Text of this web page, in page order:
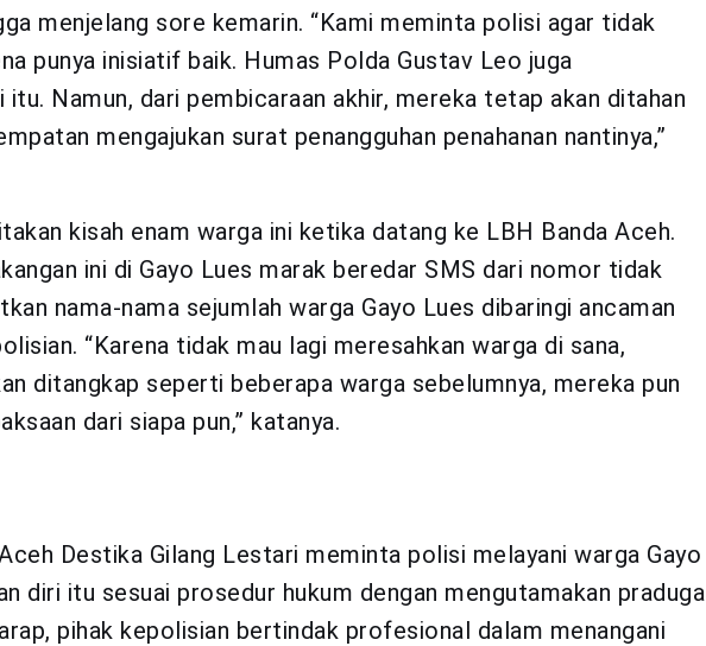
menjelang sore kemarin. “Kami meminta polisi agar tidak
punya inisiatif baik. Humas Polda Gustav Leo juga
Namun, dari pembicaraan akhir, mereka tetap akan ditahan
mengajukan surat penangguhan penahanan nantinya,”
kisah enam warga ini ketika datang ke LBH Banda Aceh.
ini di Gayo Lues marak beredar SMS dari nomor tidak
nama-nama sejumlah warga Gayo Lues dibaringi ancaman
“Karena tidak mau lagi meresahkan warga di sana,
ditangkap seperti beberapa warga sebelumnya, mereka pun
dari siapa pun,” katanya.
Destika Gilang Lestari meminta polisi melayani warga Gayo
diri itu sesuai prosedur hukum dengan mengutamakan praduga
pihak kepolisian bertindak profesional dalam menangani